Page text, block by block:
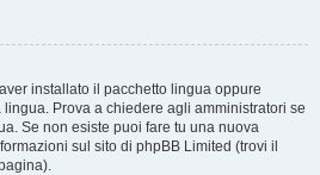
installato il pacchetto lingua oppure
Prova a chiedere agli amministratori se
Se non esiste puoi fare tu una nuova
sul sito di phpBB Limited (trovi il